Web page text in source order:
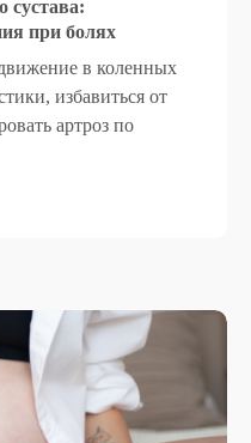
сустава:
при болях
в коленных
избавиться от
артроз по